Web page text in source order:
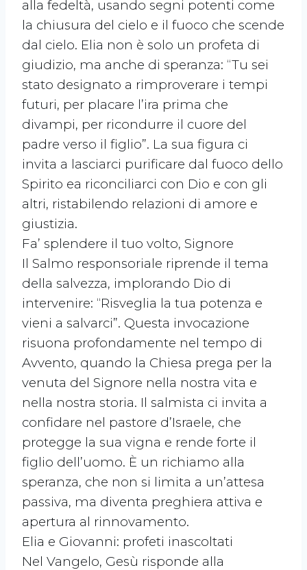
alla fedeltà, usando segni potenti come
la chiusura del cielo e il fuoco che scende
dal cielo. Elia non è solo un profeta di
giudizio, ma anche di speranza: “Tu sei
stato designato a rimproverare i tempi
futuri, per placare l’ira prima che
divampi, per ricondurre il cuore del
padre verso il figlio”. La sua figura ci
invita a lasciarci purificare dal fuoco dello
Spirito ea riconciliarci con Dio e con gli
altri, ristabilendo relazioni di amore e
giustizia.
Fa’ splendere il tuo volto, Signore
Il Salmo responsoriale riprende il tema
della salvezza, implorando Dio di
intervenire: “Risveglia la tua potenza e
vieni a salvarci”. Questa invocazione
risuona profondamente nel tempo di
Avvento, quando la Chiesa prega per la
venuta del Signore nella nostra vita e
nella nostra storia. Il salmista ci invita a
confidare nel pastore d’Israele, che
protegge la sua vigna e rende forte il
figlio dell’uomo. È un richiamo alla
speranza, che non si limita a un’attesa
passiva, ma diventa preghiera attiva e
apertura al rinnovamento.
Elia e Giovanni: profeti inascoltati
Nel Vangelo, Gesù risponde alla